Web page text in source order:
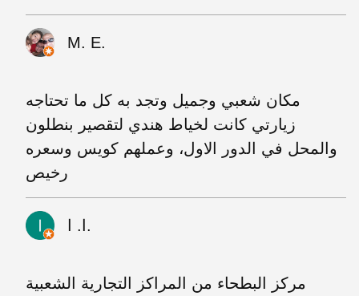
M. E.
مكان شعبي وجميل وتجد به كل ما تحتاجه
زيارتي كانت لخياط هندي لتقصير بنطلون
والمحل في الدور الاول، وعملهم كويس وسعره
رخيص
ا. ا.
مركز البطحاء من المراكز التجارية الشعبية